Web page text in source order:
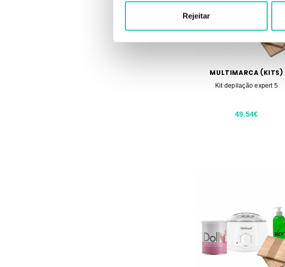
Rejeitar
MULTIMARCA (KITS)
Kit depilação expert 5
49.54€